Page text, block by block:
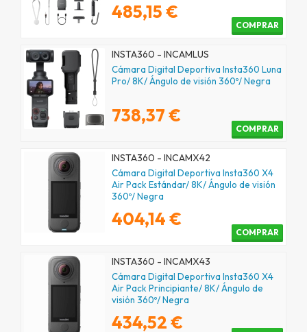
485,15 €
COMPRAR
INSTA360 - INCAMLUS
Cámara Digital Deportiva Insta360 Luna
Pro/ 8K/ Ángulo de visión 360º/ Negra
738,37 €
COMPRAR
INSTA360 - INCAMX42
Cámara Digital Deportiva Insta360 X4
Air Pack Estándar/ 8K/ Ángulo de visión
360º/ Negra
404,14 €
COMPRAR
INSTA360 - INCAMX43
Cámara Digital Deportiva Insta360 X4
Air Pack Principiante/ 8K/ Ángulo de
visión 360º/ Negra
434,52 €